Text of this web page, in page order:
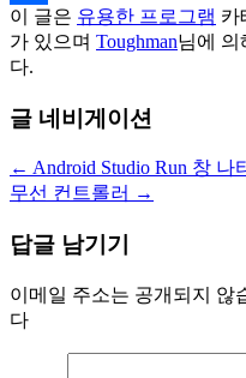
Share
이 글은 유용한 프로그램 카
가 있으며 Toughman님에 의
다.
글 네비게이션
← Android Studio Run 창
무선 컨트롤러 →
답글 남기기
이메일 주소는 공개되지 않
다